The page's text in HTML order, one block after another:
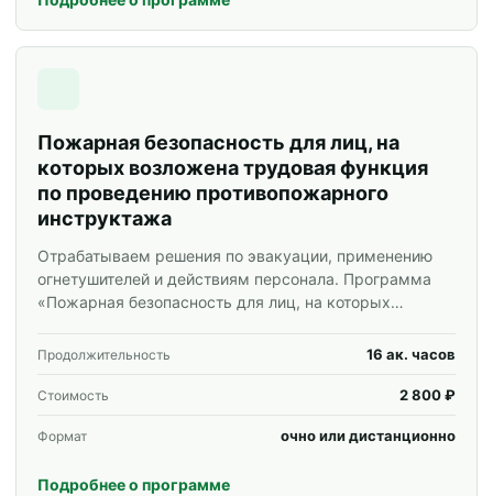
Пожарная безопасность для лиц, на
которых возложена трудовая функция
по проведению противопожарного
инструктажа
Отрабатываем решения по эвакуации, применению
огнетушителей и действиям персонала. Программа
«Пожарная безопасность для лиц, на которых
противопожарного инструктажа» для специалистов и
корпоративных групп.
Продолжительность 16 ак. часов
Стоимость 2 800 ₽
Формат очно или дистанционно
Подробнее о программе